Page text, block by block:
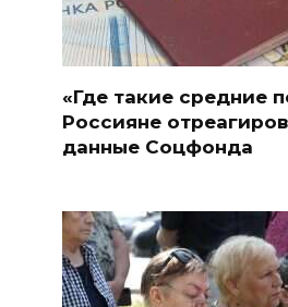
«Где такие средние
Россияне
данные Соцфонда